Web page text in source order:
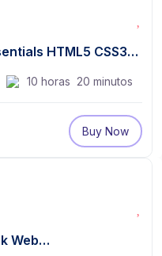
HTML5 CSS3…
10 horas 20 minutos
Buy Now
Web…